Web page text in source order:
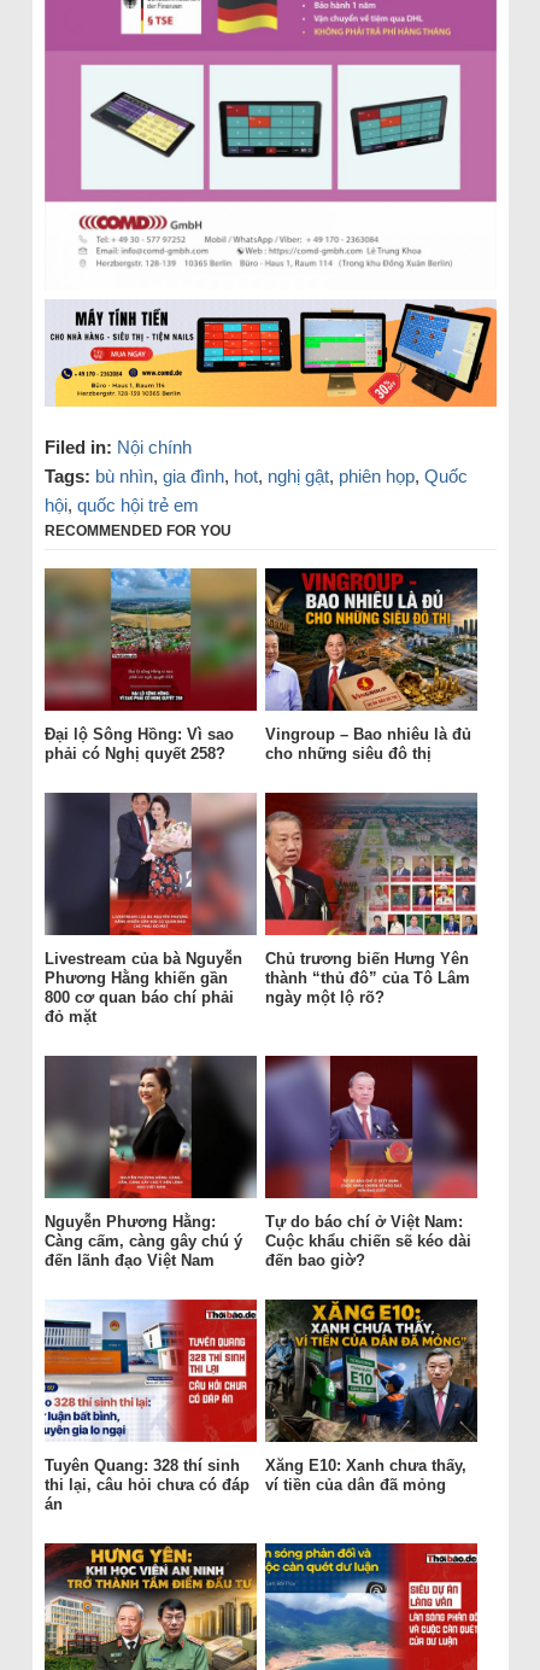
Filed in: Nội chính
Tags: bù nhìn, gia đình, hot, nghị gật, phiên họp, Quốc
hội, quốc hội trẻ em
RECOMMENDED FOR YOU
Đại lộ Sông Hồng: Vì sao
phải có Nghị quyết 258?
Vingroup – Bao nhiêu là đủ
cho những siêu đô thị
Livestream của bà Nguyễn
Phương Hằng khiến gần
800 cơ quan báo chí phải
đỏ mặt
Chủ trương biến Hưng Yên
thành “thủ đô” của Tô Lâm
ngày một lộ rõ?
Nguyễn Phương Hằng:
Càng cấm, càng gây chú ý
đến lãnh đạo Việt Nam
Tự do báo chí ở Việt Nam:
Cuộc khẩu chiến sẽ kéo dài
đến bao giờ?
Tuyên Quang: 328 thí sinh
thi lại, câu hỏi chưa có đáp
án
Xăng E10: Xanh chưa thấy,
ví tiền của dân đã mỏng